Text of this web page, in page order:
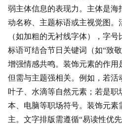
弱主体信息的表现力。主体是
动名称、主题标语或主视觉图
（如加粗的无衬线字体），字
标语可结合节日关键词（如“致敬
增强情感共鸣。装饰元素的作用
但需与主题强相关。例如，若活
叶子、水滴等自然元素；若是
本、电脑等职场符号。装饰元素
主。文字排版需遵循“易读性优